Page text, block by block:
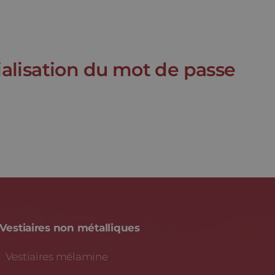
du mot de passe
non métalliques
Vestiaires mélamine